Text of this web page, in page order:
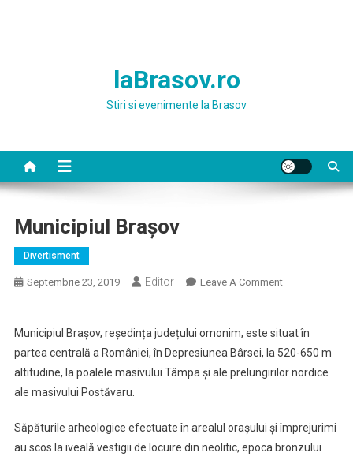
laBrasov.ro
Stiri si evenimente la Brasov
Municipiul Brașov
Divertisment
Septembrie 23, 2019 Editor Leave A CommentOn
Municipiul Brașov, reședința județului omonim, este situat în
partea centrală a României, în Depresiunea Bârsei, la 520-650 m
altitudine, la poalele masivului Tâmpa și ale prelungirilor nordice
ale masivului Postăvaru.
Săpăturile arheologice efectuate în arealul orașului și împrejurimi
au scos la iveală vestigii de locuire din neolitic, epoca bronzului